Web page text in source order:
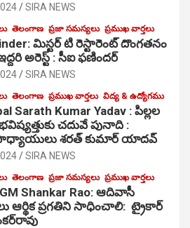
SIRA NEWS
తెలంగాణ ప్రజా సమస్యలు ప్రముఖ వార్తలు
మిస్టర్ టి రెస్టారెంట్ దొంగతనం
అరెస్ట్ : సీఐ ఫణిందర్
SIRA NEWS
తెలంగాణ ప్రముఖ వార్తలు విద్య & ఉద్యోగము
Sarath Kumar Yadav : పిల్లల
చదువే పునాది :
శరత్ కుమార్ యాదవ్
SIRA NEWS
తెలంగాణ ప్రజా సమస్యలు ప్రముఖ వార్తలు
Shankar Rao: ఆదివాసీ
ఆర్థిక ప్రగతిని సాధించాలి: ట్రైకార్